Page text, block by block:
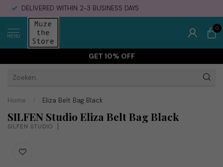
DELIVERED WITHIN 2-3 BUSINESS DAYS
MENU
0
GET 10% OFF
Home / Eliza Belt Bag Black
SILFEN Studio Eliza Belt Bag Black
SILFEN STUDIO